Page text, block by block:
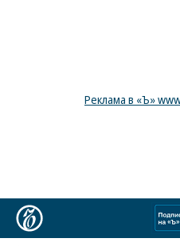
Реклама в «Ъ»